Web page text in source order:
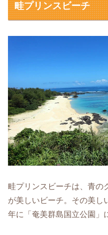
畦プリンスビーチ
畦プリンスビーチは、青の
が美しいビーチ。その美し
年に「奄美群島国立公園」